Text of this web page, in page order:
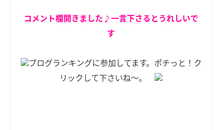
コメント欄開きました♪一言下さるとうれしいで
す
ブログランキングに参加してます。ポチっと！ク
リックして下さいね～。